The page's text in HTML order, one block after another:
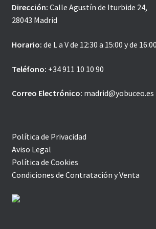
Dirección: Calle Agustín de Iturbide 24,
28043 Madrid
Horario: de L a V de 12:30 a 15:00 y de
Teléfono: +34 911 10 10 90
Correo Electrónico: madrid@yobuceo.es
Política de Privacidad
Aviso Legal
Política de Cookies
Condiciones de Contratación y Venta